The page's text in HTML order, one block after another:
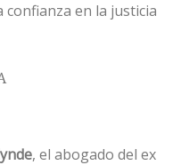
en la justicia
, el abogado del ex